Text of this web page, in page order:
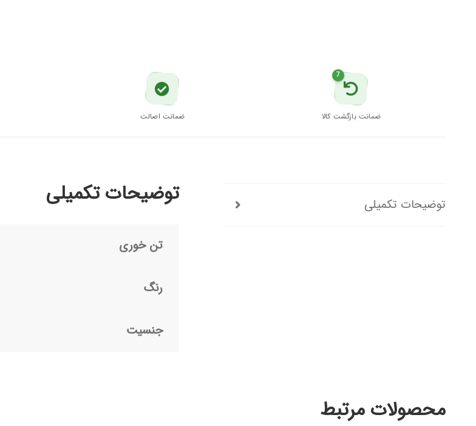
7
ضمانت بازگشت کالا ضمانت اصالت
توضیحات تکمیلی توضیحات تکمیلی
تن خوری
رنگ
جنسیت
محصولات مرتبط